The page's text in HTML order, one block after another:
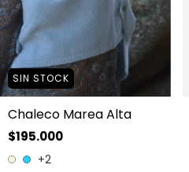
SIN STOCK
Chaleco Marea Alta
$195.000
+2